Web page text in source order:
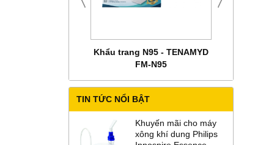
Khẩu trang N95 - TENAMYD
FM-N95
TIN TỨC NỔI BẬT
Khuyến mãi cho máy
xông khí dung Philips